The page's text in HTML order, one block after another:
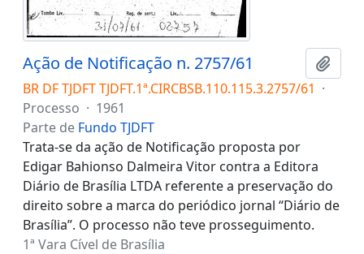
Ação de Notificação n. 2757/61
BR DF TJDFT TJDFT.1ª.CIRCBSB.110.115.3.2757/61 ·
Processo · 1961
Parte de Fundo TJDFT
Trata-se da ação de Notificação proposta por
Edigar Bahionso Dalmeira Vitor contra a Editora
Diário de Brasília LTDA referente a preservação do
direito sobre a marca do periódico jornal “Diário de
Brasília”. O processo não teve prosseguimento.
1ª Vara Cível de Brasília